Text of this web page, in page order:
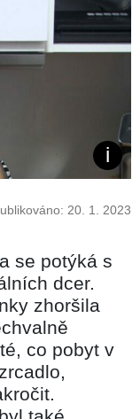
20. 1. 2023
se potýká s
dcer.
zhoršila
co pobyt v